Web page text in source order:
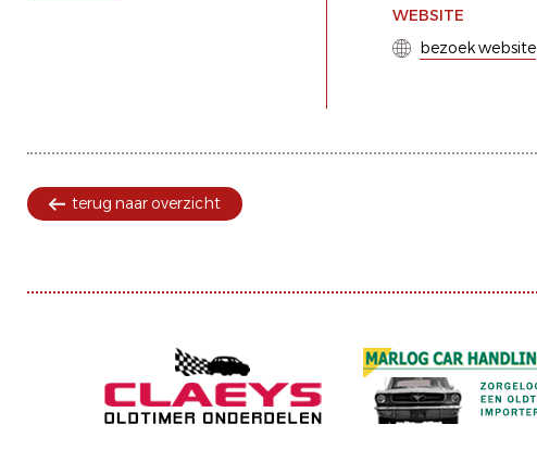
WEBSITE
bezoek website
terug naar overzicht